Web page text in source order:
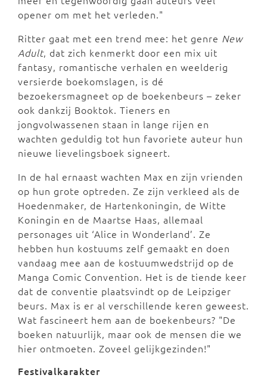
opener om met het verleden."
Ritter gaat met een trend mee: het genre New
Adult, dat zich kenmerkt door een mix uit
fantasy, romantische verhalen en weelderig
versierde boekomslagen, is dé
bezoekersmagneet op de boekenbeurs – zeker
ook dankzij Booktok. Tieners en
jongvolwassenen staan in lange rijen en
wachten geduldig tot hun favoriete auteur hun
nieuwe lievelingsboek signeert.
In de hal ernaast wachten Max en zijn vrienden
op hun grote optreden. Ze zijn verkleed als de
Hoedenmaker, de Hartenkoningin, de Witte
Koningin en de Maartse Haas, allemaal
personages uit ‘Alice in Wonderland’. Ze
hebben hun kostuums zelf gemaakt en doen
vandaag mee aan de kostuumwedstrijd op de
Manga Comic Convention. Het is de tiende keer
dat de conventie plaatsvindt op de Leipziger
beurs. Max is er al verschillende keren geweest.
Wat fascineert hem aan de boekenbeurs? "De
boeken natuurlijk, maar ook de mensen die we
hier ontmoeten. Zoveel gelijkgezinden!"
Festivalkarakter